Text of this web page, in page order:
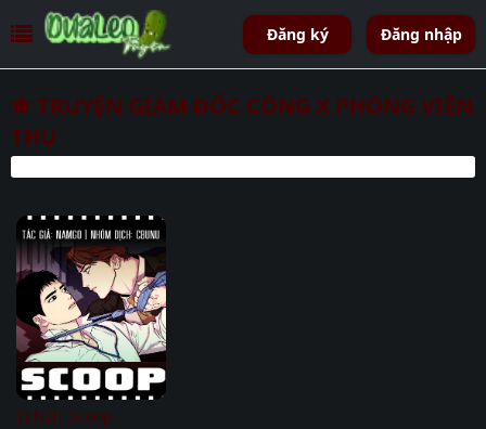
Đăng ký Đăng nhập
TRUYỆN GIÁM ĐỐC CÔNG X PHÓNG VIÊN
THỤ
|END| Scoop